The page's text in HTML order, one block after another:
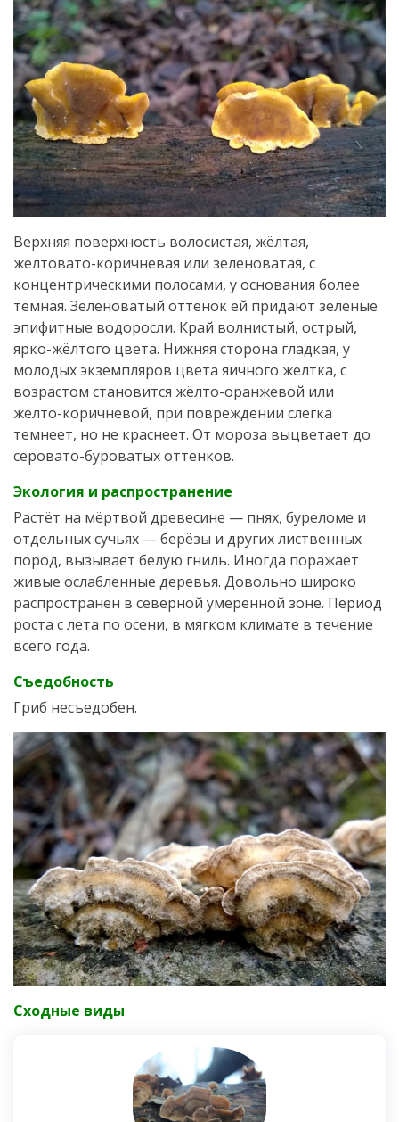
Верхняя поверхность волосистая, жёлтая,
желтовато-коричневая или зеленоватая, с
концентрическими полосами, у основания более
тёмная. Зеленоватый оттенок ей придают зелёные
эпифитные водоросли. Край волнистый, острый,
ярко-жёлтого цвета. Нижняя сторона гладкая, у
молодых экземпляров цвета яичного желтка, с
возрастом становится жёлто-оранжевой или
жёлто-коричневой, при повреждении слегка
темнеет, но не краснеет. От мороза выцветает до
серовато-буроватых оттенков.
Экология и распространение
Растёт на мёртвой древесине — пнях, буреломе и
отдельных сучьях — берёзы и других лиственных
пород, вызывает белую гниль. Иногда поражает
живые ослабленные деревья. Довольно широко
распространён в северной умеренной зоне. Период
роста с лета по осени, в мягком климате в течение
всего года.
Съедобность
Гриб несъедобен.
Сходные виды